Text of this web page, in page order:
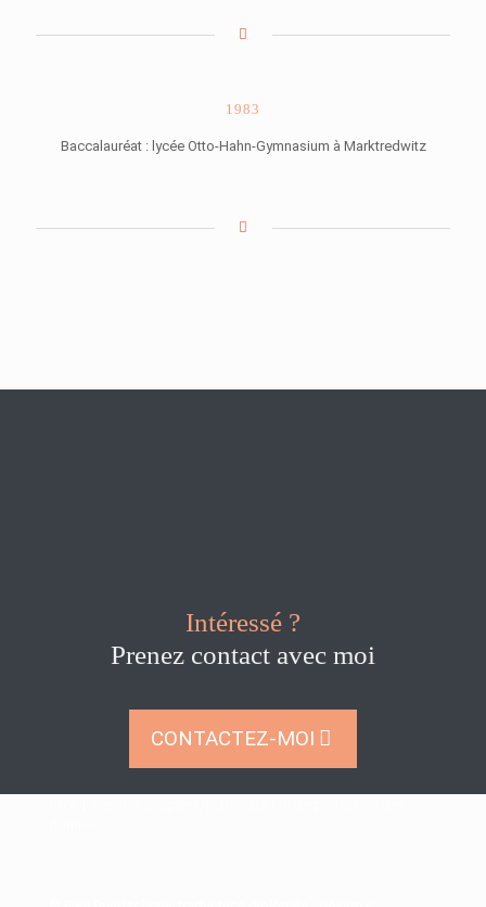
1983
Baccalauréat : lycée Otto-Hahn-Gymnasium à Marktredwitz
Intéressé ?
Prenez contact avec moi
CONTACTEZ-MOI